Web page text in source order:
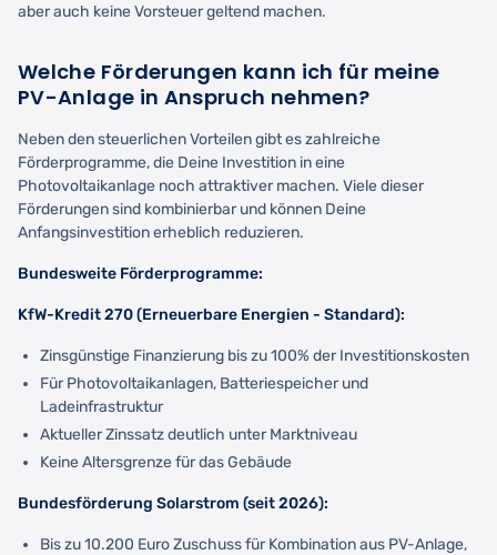
aber auch keine Vorsteuer geltend machen.
Welche Förderungen kann ich für meine
PV-Anlage in Anspruch nehmen?
Neben den steuerlichen Vorteilen gibt es zahlreiche
Förderprogramme, die Deine Investition in eine
Photovoltaikanlage noch attraktiver machen. Viele dieser
Förderungen sind kombinierbar und können Deine
Anfangsinvestition erheblich reduzieren.
Bundesweite Förderprogramme:
KfW-Kredit 270 (Erneuerbare Energien - Standard):
Zinsgünstige Finanzierung bis zu 100% der Investitionskosten
Für Photovoltaikanlagen, Batteriespeicher und
Ladeinfrastruktur
Aktueller Zinssatz deutlich unter Marktniveau
Keine Altersgrenze für das Gebäude
Bundesförderung Solarstrom (seit 2026):
Bis zu 10.200 Euro Zuschuss für Kombination aus PV-Anlage,